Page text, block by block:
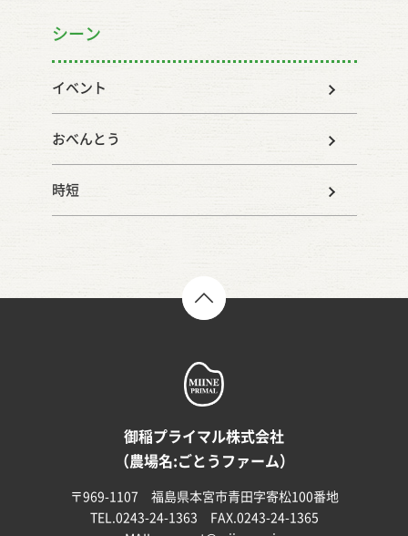
シーン
イベント
おべんとう
時短
御稲プライマル株式会社
（農場名:ごとうファーム）
〒969-1107 福島県本宮市青田字寄松100番地
TEL.0243-24-1363 FAX.0243-24-1365